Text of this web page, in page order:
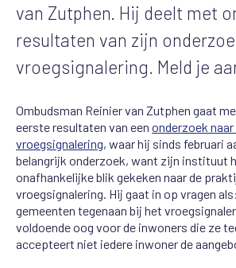
van Zutphen. Hij deelt met
resultaten van zijn
vroegsignalering. Meld je
Ombudsman Reinier van Zutphen gaat
eerste resultaten van een onderzoek
vroegsignalering, waar hij sinds februari
belangrijk onderzoek, want zijn instituut
onafhankelijke blik gekeken naar de
vroegsignalering. Hij gaat in op vragen
gemeenten tegenaan bij het
voldoende oog voor de inwoners die ze
accepteert niet iedere inwoner de